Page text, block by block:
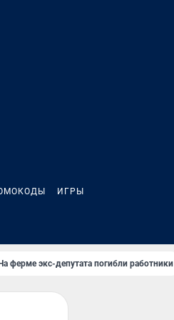
ИГРЫ
ферме экс-депутата погибли работники